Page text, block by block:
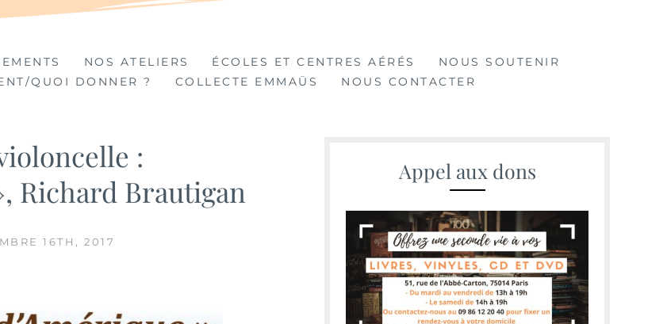
NOS ATELIERS ÉCOLES ET CENTRES AÉRÉS
NOUS SOUTENIR
QUOI DONNER ? COLLECTE EMMAÜS NOUS CONTACTER
:
Richard Brautigan
16TH, 2017
Appel aux dons